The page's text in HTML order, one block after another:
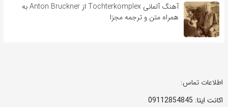
آهنگ آلمانی Tochterkomplex از Anton Bruckner به
همراه متن و ترجمه مجزا
اطلاعات تماس:
اکانت ایتا: 09112854845